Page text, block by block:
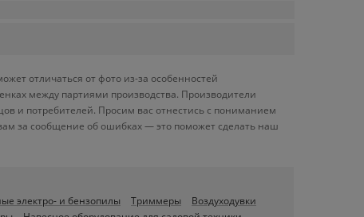
отличаться от фото из-за особенностей
между партиями производства. Производители
и потребителей. Просим вас отнестись с пониманием
за сообщение об ошибках — это поможет сделать наш
электро- и бензопилы Триммеры
Воздуходувки